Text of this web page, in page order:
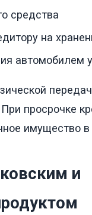
средства
на
автомобилем
просрочке
имущество
и